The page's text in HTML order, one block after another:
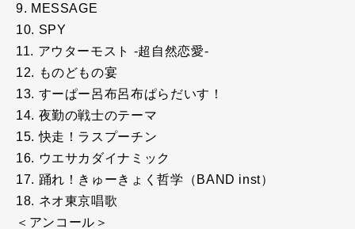
9. MESSAGE
10. SPY
11. アウターモスト -超自然恋愛-
12. ものどもの宴
13. すーぱー呂布呂布ぱらだいす！
14. 夜勤の戦士のテーマ
15. 快走！ラスプーチン
16. ウエサカダイナミック
17. 踊れ！きゅーきょく哲学（BAND inst）
18. ネオ東京唱歌
＜アンコール＞